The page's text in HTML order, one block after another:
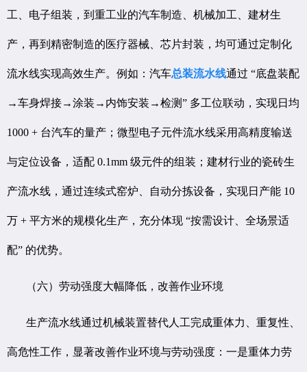
工、电子组装，到重工业的汽车制造、机械加工、建材生
产，再到精密制造的医疗器械、芯片封装，均可通过定制化
流水线实现高效生产。例如：汽车总装流水线通过 “底盘装配
→车身焊接→涂装→内饰安装→检测” 多工位联动，实现日均
1000 + 台汽车的量产；微型电子元件流水线采用高精度输送
与定位设备，适配 0.1mm 级元件的组装；建材行业的瓷砖生
产流水线，通过连续式窑炉、自动分拣设备，实现日产能 10
万 + 平方米的规模化生产，充分体现 “按需设计、全场景适
配” 的优势。
（六）劳动强度大幅降低，改善作业环境
生产流水线通过机械装置替代人工完成重体力、重复性、
高危性工作，显著改善作业环境与劳动强度：一是重体力劳